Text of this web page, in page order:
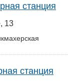
станция
13
станция